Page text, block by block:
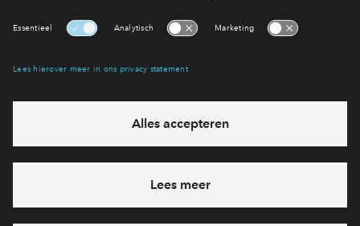
Interesse? Meld je dan snel aan
eventuele projecten
Ja, ik wil mij aanmelden
Heb je een vraag en wil je direct antwoord? Bel ons op